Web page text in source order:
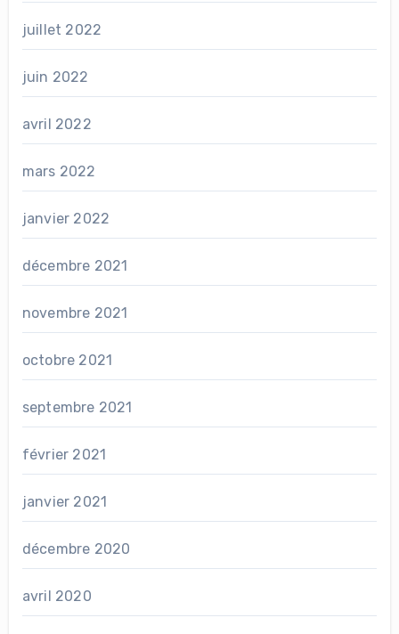
juillet 2022
juin 2022
avril 2022
mars 2022
janvier 2022
décembre 2021
novembre 2021
octobre 2021
septembre 2021
février 2021
janvier 2021
décembre 2020
avril 2020